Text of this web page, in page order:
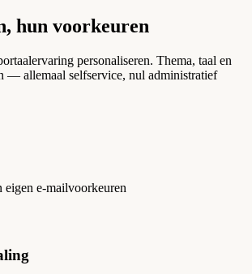
hun voorkeuren
personaliseren. Thema, taal en
— allemaal selfservice, nul administratief
eigen e-mailvoorkeuren